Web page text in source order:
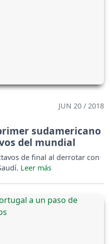
JUN 20 / 2018
sudamericano
del mundial
de final al derrotar con